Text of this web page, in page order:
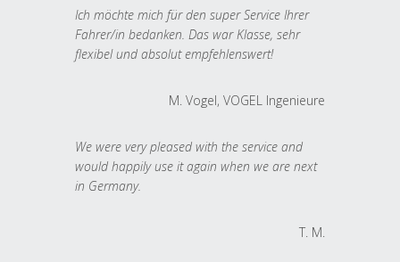
Ich möchte mich für den super Service Ihrer
Fahrer/in bedanken. Das war Klasse, sehr
flexibel und absolut empfehlenswert!
M. Vogel, VOGEL Ingenieure
We were very pleased with the service and
would happily use it again when we are next
in Germany.
T. M.